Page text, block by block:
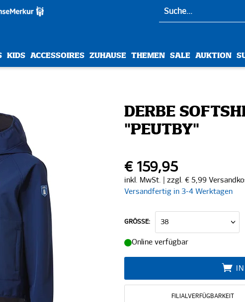
KIDS ACCESSOIRES ZUHAUSE THEMEN SALE AUKTION
DERBE
"PEUTBY"
€ 159,95
inkl. MwSt. | zzgl. € 5,99
Versandfertig in 3-4 Werktagen
GRÖSSE:
Online verfügbar
FILIALVERFÜGBARKEIT